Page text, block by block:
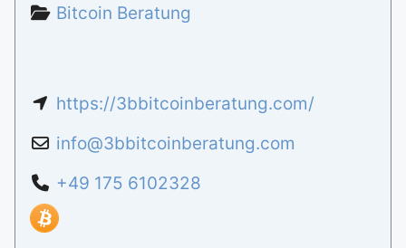
Bitcoin Beratung
https://3bbitcoinberatung.com/
info@3bbitcoinberatung.com
+49 175 6102328